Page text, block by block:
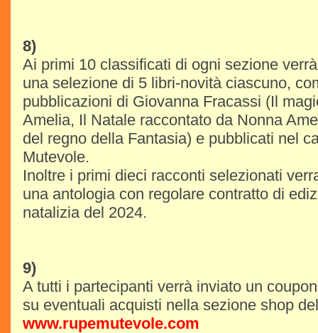
8)
Ai primi 10 classificati di ogni sezione
una selezione di 5 libri-novità ciascuno,
pubblicazioni di Giovanna Fracassi (Il
Amelia, Il Natale raccontato da Nonna
del regno della Fantasia) e pubblicati nel
Mutevole.
Inoltre i primi dieci racconti selezionati
una antologia con regolare contratto di
natalizia del 2024.
9)
A tutti i partecipanti verrà inviato un
su eventuali acquisti nella sezione shop
www.rupemutevole.com